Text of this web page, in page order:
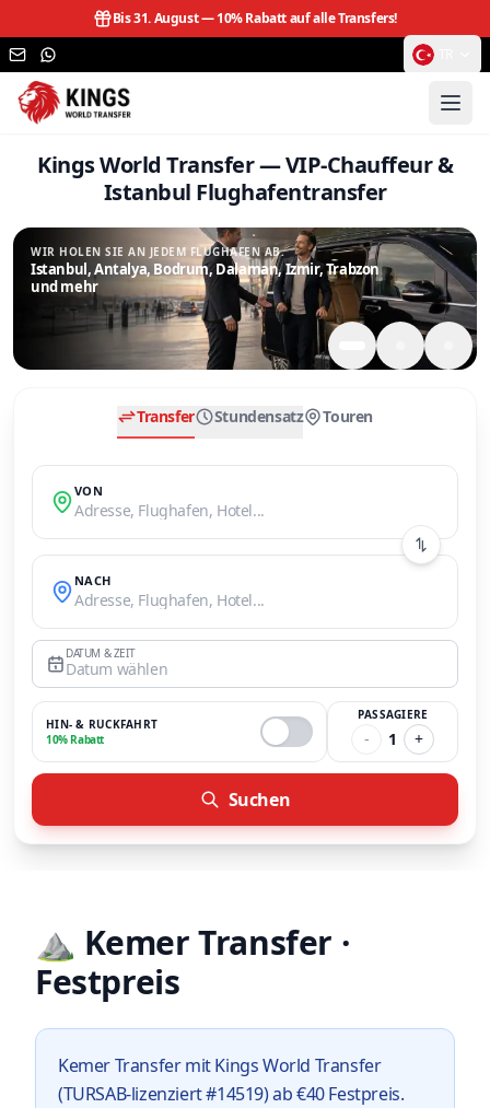
Bis 31. August —10% Rabatt auf alle Transfers!
Kings World Transfer — VIP-Chauffeur &
Istanbul Flughafentransfer
WIR HOLEN SIE AN JEDEM FLUGHAFEN AB.
Istanbul, Antalya, Bodrum, Dalaman, Izmir, Trabzon
und mehr
Transfer Stundensatz Touren
VON
Adresse, Flughafen, Hotel...
NACH
Adresse, Flughafen, Hotel...
DATUM & ZEIT
Datum wählen
HIN- & RÜCKFAHRT
10% Rabatt
PASSAGIERE
- 1 +
Suchen
⛰️ Kemer Transfer ·
Festpreis
Kemer Transfer mit Kings World Transfer
(TURSAB-lizenziert #14519) ab €40 Festpreis.